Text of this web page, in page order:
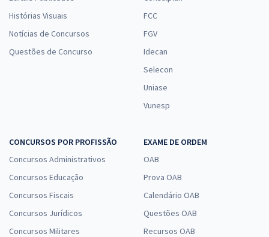
Histórias Visuais
Notícias de Concursos
Questões de Concurso
FCC
FGV
Idecan
Selecon
Uniase
Vunesp
CONCURSOS POR PROFISSÃO
Concursos Administrativos
Concursos Educação
Concursos Fiscais
Concursos Jurídicos
Concursos Militares
EXAME DE ORDEM
OAB
Prova OAB
Calendário OAB
Questões OAB
Recursos OAB